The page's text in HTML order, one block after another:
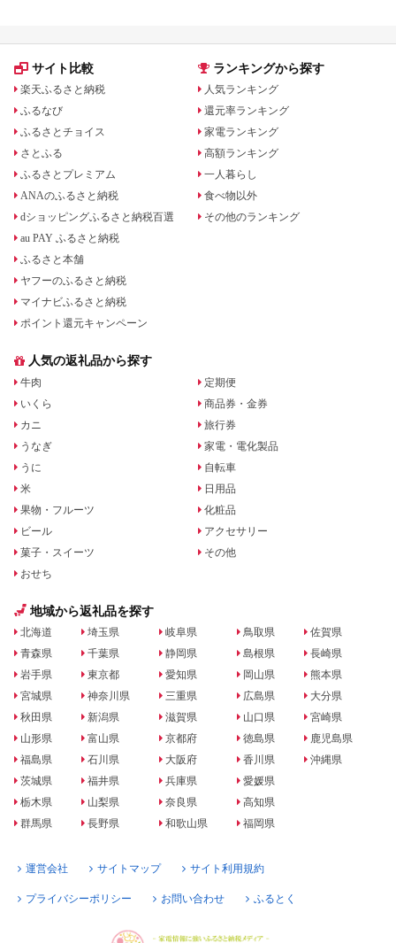
サイト比較
楽天ふるさと納税
ふるなび
ふるさとチョイス
さとふる
ふるさとプレミアム
ANAのふるさと納税
dショッピングふるさと納税百選
au PAY ふるさと納税
ふるさと本舗
ヤフーのふるさと納税
マイナビふるさと納税
ポイント還元キャンペーン
ランキングから探す
人気ランキング
還元率ランキング
家電ランキング
高額ランキング
一人暮らし
食べ物以外
その他のランキング
人気の返礼品から探す
牛肉
いくら
カニ
うなぎ
うに
米
果物・フルーツ
ビール
菓子・スイーツ
おせち
定期便
商品券・金券
旅行券
家電・電化製品
自転車
日用品
化粧品
アクセサリー
その他
地域から返礼品を探す
北海道
青森県
岩手県
宮城県
秋田県
山形県
福島県
茨城県
栃木県
群馬県
埼玉県
千葉県
東京都
神奈川県
新潟県
富山県
石川県
福井県
山梨県
長野県
岐阜県
静岡県
愛知県
三重県
滋賀県
京都府
大阪府
兵庫県
奈良県
和歌山県
鳥取県
島根県
岡山県
広島県
山口県
徳島県
香川県
愛媛県
高知県
福岡県
佐賀県
長崎県
熊本県
大分県
宮崎県
鹿児島県
沖縄県
運営会社 サイトマップ サイト利用規約
プライバシーポリシー お問い合わせ ふるとく